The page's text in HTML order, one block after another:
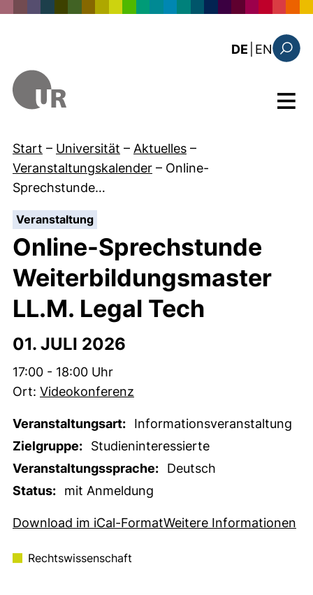
DE EN: the
Menü
Start – Universität – Aktuelles –
Veranstaltungskalender – Online-
Sprechstunde…
Veranstaltung:
Online-Sprechstunde
Weiterbildungsmaster
LL.M. Legal Tech
01. JULI 2026
Zeit:
17:00 - 18:00 Uhr
Ort: Videokonferenz
Veranstaltungsart:
Informationsveranstaltung
Zielgruppe:
Studieninteressierte
Veranstaltungssprache:
Deutsch
Status:
mit Anmeldung
Download im iCal-Format, 1 KB (öffnet neues
Weitere Informationen
Rechtswissenschaft